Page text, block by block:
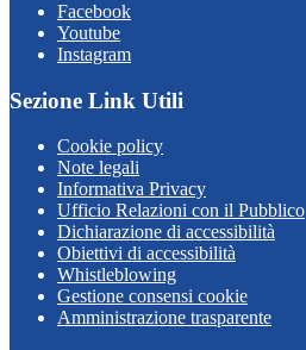
Facebook
Youtube
Instagram
Sezione Link Utili
Cookie policy
Note legali
Informativa Privacy
Ufficio Relazioni con il Pubblico
Dichiarazione di accessibilità
Obiettivi di accessibilità
Whistleblowing
Gestione consensi cookie
Amministrazione trasparente